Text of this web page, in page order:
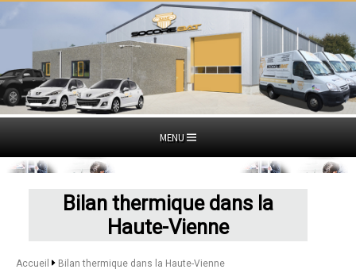
MENU
Bilan thermique dans la
Haute-Vienne
Accueil Bilan thermique dans la Haute-Vienne